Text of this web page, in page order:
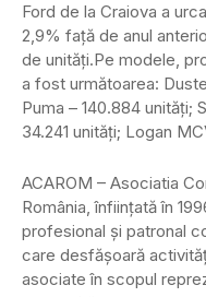
Ford de la Craiova a
2,9% faţă de anul
de unităţi.Pe modele,
a fost următoarea:
Puma – 140.884 unităţi;
34.241 unităţi; Logan
ACAROM – Asociatia
România, înfiinţată în
profesional şi patronal
care desfăşoară
asociate în scopul